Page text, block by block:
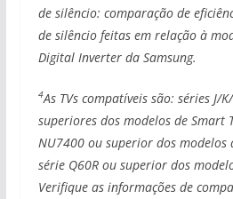
de silêncio: comparação de
de silêncio feitas em relação à
Digital Inverter da Samsung.
4As TVs compatíveis são: séries J/
superiores dos modelos de Smart
NU7400 ou superior dos modelos
série Q60R ou superior dos
Verifique as informações de